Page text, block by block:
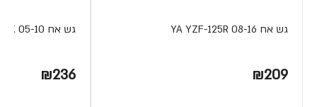
גש אח YA YZF-125R 08-16
₪209
גש אח YA XT-125X 05-10
₪236